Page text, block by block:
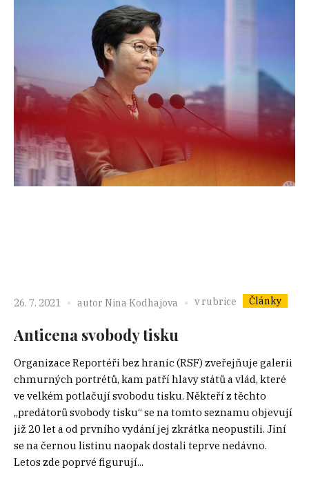
26. 7. 2021 autor Nina Kodhajova v rubrice Články
Anticena svobody tisku
Organizace Reportéři bez hranic (RSF) zveřejňuje galerii
chmurných portrétů, kam patří hlavy států a vlád, které
ve velkém potlačují svobodu tisku. Někteří z těchto
„predátorů svobody tisku“ se na tomto seznamu objevují
již 20 let a od prvního vydání jej zkrátka neopustili. Jiní
se na černou listinu naopak dostali teprve nedávno.
Letos zde poprvé figurují...